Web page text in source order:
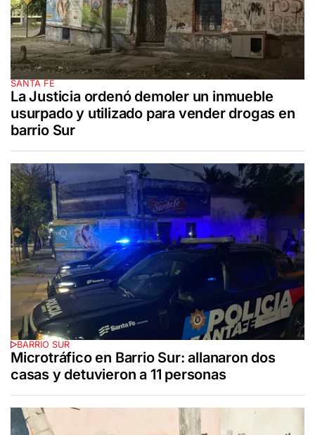
SANTA FE
La Justicia ordenó demoler un inmueble
usurpado y utilizado para vender drogas en
barrio Sur
BARRIO SUR
Microtráfico en Barrio Sur: allanaron dos
casas y detuvieron a 11 personas